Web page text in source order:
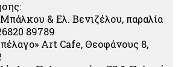
& Ελ. Βενιζέλου, παραλία
89789
πέλαγο» Art Cafe, Θεοφάνους 8,